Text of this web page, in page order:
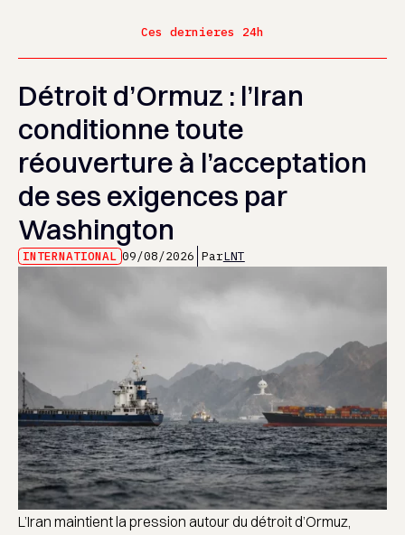
Ces dernieres 24h
Détroit d’Ormuz : l’Iran
conditionne toute
réouverture à l’acceptation
de ses exigences par
Washington
INTERNATIONAL 09/08/2026 ParLNT
L’Iran maintient la pression autour du détroit d’Ormuz,